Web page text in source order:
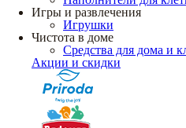
Игры и развлечения
Игрушки
Чистота в доме
Средства для дома и
Акции и скидки